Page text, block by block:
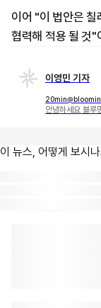
이어 "이 법안은 칠
협력해 적용 될 것"
이영민 기자
안녕하세요 블루
이 뉴스, 어떻게 보시